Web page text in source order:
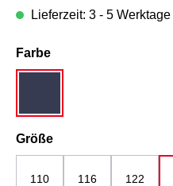
Lieferzeit: 3 - 5 Werktage
Farbeauswählen
Größeauswählen
110 116 122